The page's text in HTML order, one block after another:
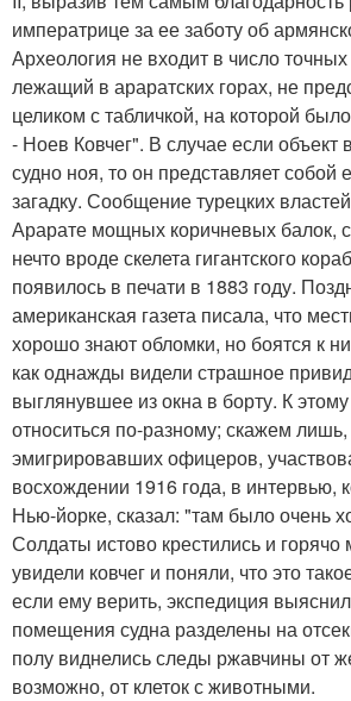
императрице за ее заботу об
Археология не входит в число точных
лежащий в араратских горах, не
целиком с табличкой, на которой
- Ноев Ковчег". В случае если
судно ноя, то он представляет
загадку. Сообщение турецких
Арарате мощных коричневых балок,
нечто вроде скелета гигантского
появилось в печати в 1883 году.
американская газета писала, что
хорошо знают обломки, но боятся к
как однажды видели страшное
выглянувшее из окна в борту. К
относиться по-разному; скажем лишь,
эмигрировавших офицеров,
восхождении 1916 года, в интервью,
Нью-йорке, сказал: "там было очень
Солдаты истово крестились и горячо
увидели ковчег и поняли, что это
если ему верить, экспедиция
помещения судна разделены на
полу виднелись следы ржавчины от
возможно, от клеток с животными.